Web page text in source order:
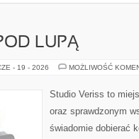
LUPĄ
- 19 - 2026 MOŻLIWOŚĆ
Studio Veriss to
oraz sprawdzonym
świadomie dobierać